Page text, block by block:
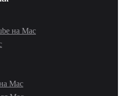
на Mac
Mac